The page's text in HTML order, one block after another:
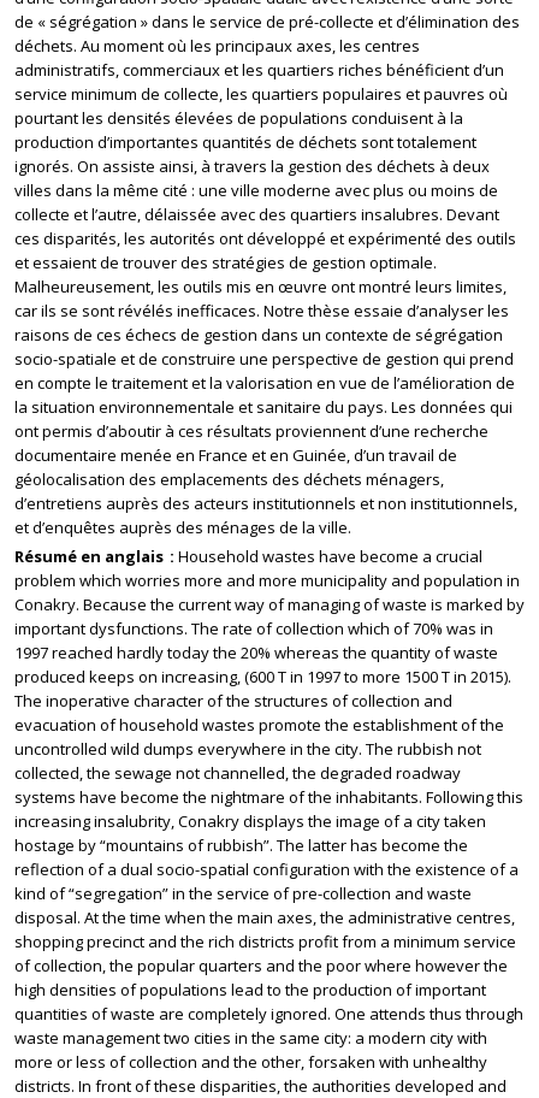
de « ségrégation » dans le service de pré-collecte et d’élimination des
déchets. Au moment où les principaux axes, les centres
administratifs, commerciaux et les quartiers riches bénéficient d’un
service minimum de collecte, les quartiers populaires et pauvres où
pourtant les densités élevées de populations conduisent à la
production d’importantes quantités de déchets sont totalement
ignorés. On assiste ainsi, à travers la gestion des déchets à deux
villes dans la même cité : une ville moderne avec plus ou moins de
collecte et l’autre, délaissée avec des quartiers insalubres. Devant
ces disparités, les autorités ont développé et expérimenté des outils
et essaient de trouver des stratégies de gestion optimale.
Malheureusement, les outils mis en œuvre ont montré leurs limites,
car ils se sont révélés inefficaces. Notre thèse essaie d’analyser les
raisons de ces échecs de gestion dans un contexte de ségrégation
socio-spatiale et de construire une perspective de gestion qui prend
en compte le traitement et la valorisation en vue de l’amélioration de
la situation environnementale et sanitaire du pays. Les données qui
ont permis d’aboutir à ces résultats proviennent d’une recherche
documentaire menée en France et en Guinée, d’un travail de
géolocalisation des emplacements des déchets ménagers,
d’entretiens auprès des acteurs institutionnels et non institutionnels,
et d’enquêtes auprès des ménages de la ville.
Résumé en anglais
Household wastes have become a crucial
problem which worries more and more municipality and population in
Conakry. Because the current way of managing of waste is marked by
important dysfunctions. The rate of collection which of 70% was in
1997 reached hardly today the 20% whereas the quantity of waste
produced keeps on increasing, (600 T in 1997 to more 1500 T in 2015).
The inoperative character of the structures of collection and
evacuation of household wastes promote the establishment of the
uncontrolled wild dumps everywhere in the city. The rubbish not
collected, the sewage not channelled, the degraded roadway
systems have become the nightmare of the inhabitants. Following this
increasing insalubrity, Conakry displays the image of a city taken
hostage by “mountains of rubbish”. The latter has become the
reflection of a dual socio-spatial configuration with the existence of a
kind of “segregation” in the service of pre-collection and waste
disposal. At the time when the main axes, the administrative centres,
shopping precinct and the rich districts profit from a minimum service
of collection, the popular quarters and the poor where however the
high densities of populations lead to the production of important
quantities of waste are completely ignored. One attends thus through
waste management two cities in the same city: a modern city with
more or less of collection and the other, forsaken with unhealthy
districts. In front of these disparities, the authorities developed and